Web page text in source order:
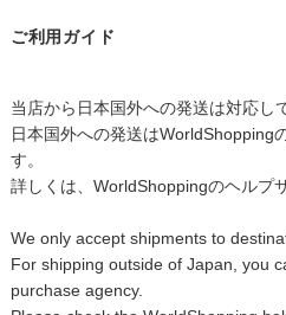
ご利用ガイド
当店から日本国外への発送は対応し
日本国外への発送はWorldShopping
す。
詳しくは、WorldShoppingのヘルプ
We only accept shipments to
For shipping outside of Japan, you
purchase agency.